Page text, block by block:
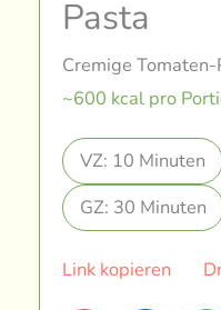
Pasta
Cremige Tomaten-
~600 kcal pro
VZ: 10 Minuten
GZ: 30 Minuten
Link kopieren